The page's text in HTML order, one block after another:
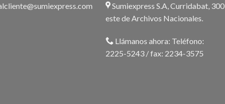
Sumiexpress S.A, Curridabat, 300
este de Archivos Nacionales.
Llámanos ahora: Teléfono:
2225-5243 / fax: 2234-3575